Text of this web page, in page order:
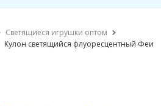
Светящиеся игрушки оптом
Кулон светящийся флуоресцентный Феи